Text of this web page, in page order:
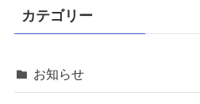
カテゴリー
お知らせ